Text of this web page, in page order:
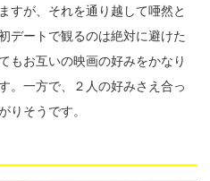
すが、それを通り越して唖然と
デートで観るのは絶対に避けた
もお互いの映画の好みをかなり
。一方で、２人の好みさえ合っ
りそうです。